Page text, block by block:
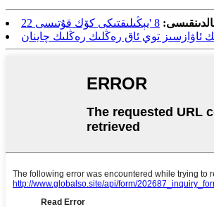
ئاۋازسىز توي ئاق رەڭلىك رەڭلىك چاينان